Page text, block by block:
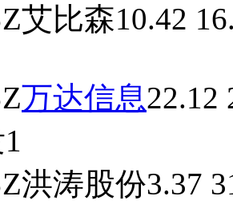
艾比森10.42
万达信息22.12
洪涛股份3.37